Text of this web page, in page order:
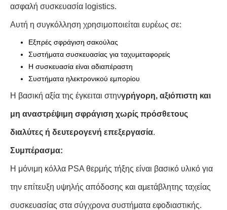
ασφαλή συσκευασία logistics.
Αυτή η συγκόλληση χρησιμοποιείται ευρέως σε:
Εξπρές σφράγιση σακούλας
Συστήματα συσκευασίας για ταχυμεταφορείς
Η συσκευασία είναι αδιαπέραστη
Συστήματα ηλεκτρονικού εμπορίου
Η βασική αξία της έγκειται στηνγρήγορη, αξιόπιστη και
μη αναστρέψιμη σφράγιση χωρίς πρόσθετους
διαλύτες ή δευτερογενή επεξεργασία.
Συμπέρασμα:
Η μόνιμη κόλλα PSA θερμής τήξης είναι βασικό υλικό για
την επίτευξη υψηλής απόδοσης και αμετάβλητης ταχείας
συσκευασίας στα σύγχρονα συστήματα εφοδιαστικής.